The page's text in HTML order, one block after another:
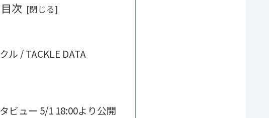
目次
ル / TACKLE DATA
ビュー 5/1 18:00より公開